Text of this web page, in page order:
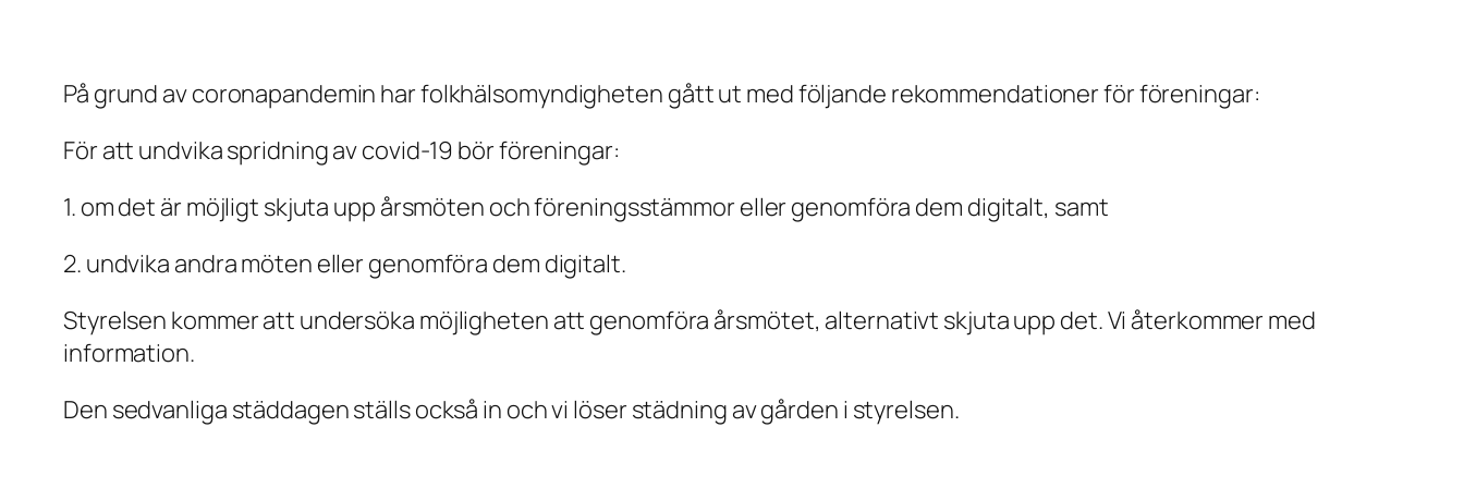
På grund av coronapandemin har folkhälsomyndigheten gått ut med följande rekommendationer för föreningar:
För att undvika spridning av covid-19 bör föreningar:
1. om det är möjligt skjuta upp årsmöten och föreningsstämmor eller genomföra dem digitalt, samt
2. undvika andra möten eller genomföra dem digitalt.
Styrelsen kommer att undersöka möjligheten att genomföra årsmötet, alternativt skjuta upp det. Vi återkommer med
information.
Den sedvanliga städdagen ställs också in och vi löser städning av gården i styrelsen.